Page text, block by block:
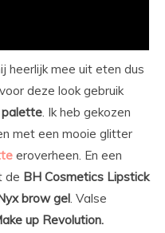
heerlijk mee uit eten dus
deze look gebruik
palette. Ik heb gekozen
met een mooie glitter
eroverheen. En een
de BH Cosmetics Lipstick
brow gel. Valse
up Revolution.